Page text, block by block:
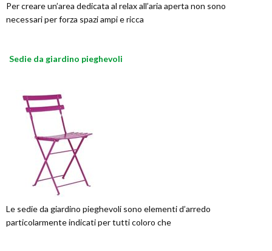
Per creare un’area dedicata al relax all’aria aperta non sono
necessari per forza spazi ampi e ricca
Sedie da giardino pieghevoli
Le sedie da giardino pieghevoli sono elementi d’arredo
particolarmente indicati per tutti coloro che